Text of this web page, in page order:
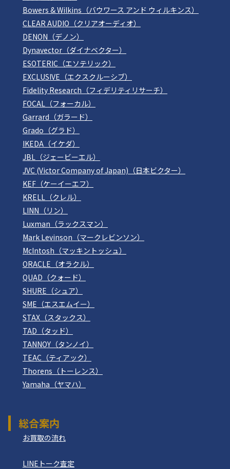
Bowers & Wilkins（バウワース アンド ウィルキンス）
CLEAR AUDIO（クリアオーディオ）
DENON（デノン）
Dynavector（ダイナベクター）
ESOTERIC（エソテリック）
EXCLUSIVE（エクスクルーシブ）
Fidelity Research（フィデリティリサーチ）
FOCAL（フォーカル）
Garrard（ガラード）
Grado（グラド）
IKEDA（イケダ）
JBL（ジェービーエル）
JVC (Victor Company of Japan)（日本ビクター）
KEF（ケーイーエフ）
KRELL（クレル）
LINN（リン）
Luxman（ラックスマン）
Mark Levinson（マークレビンソン）
McIntosh（マッキントッシュ）
ORACLE（オラクル）
QUAD（クォード）
SHURE（シュア）
SME（エスエムイー）
STAX（スタックス）
TAD（タッド）
TANNOY（タンノイ）
TEAC（ティアック）
Thorens（トーレンス）
Yamaha（ヤマハ）
総合案内
お買取の流れ
LINEトーク査定